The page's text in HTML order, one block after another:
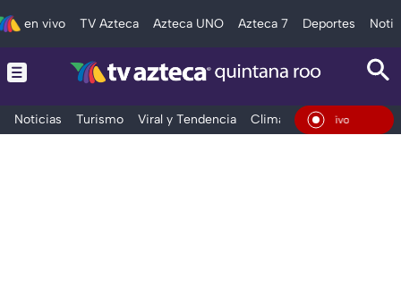
en vivo TV Azteca Azteca UNO Azteca 7 Deportes
Noticias Turismo Viral y Tendencia Clima Tráfico
En Vivo